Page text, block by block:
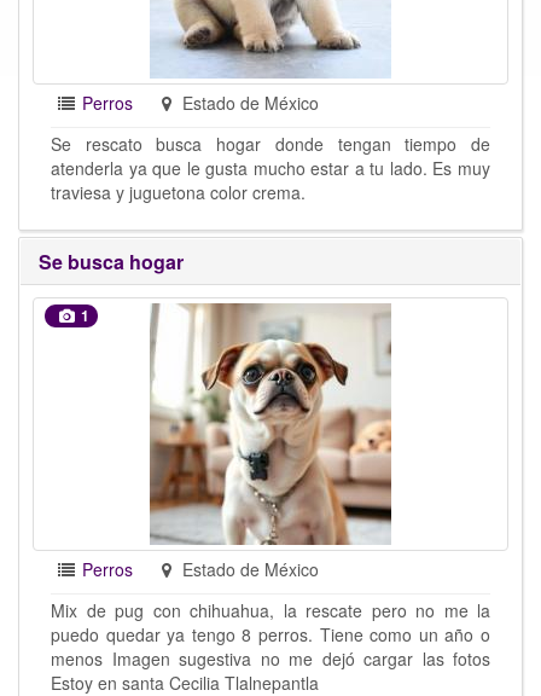
Perros
Estado de México
Se rescato busca hogar donde tengan tiempo de
atenderla ya que le gusta mucho estar a tu lado. Es muy
traviesa y juguetona color crema.
Se busca hogar
1
Perros
Estado de México
Mix de pug con chihuahua, la rescate pero no me la
puedo quedar ya tengo 8 perros. Tiene como un año o
menos Imagen sugestiva no me dejó cargar las fotos
Estoy en santa Cecilia Tlalnepantla